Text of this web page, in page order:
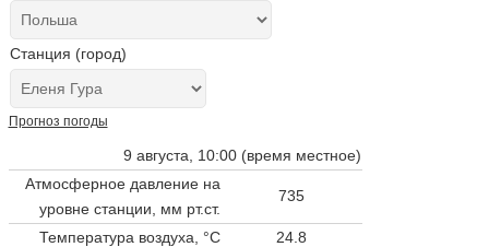
Станция (город)
Прогноз погоды
9 августа, 10:00 (время местное)
Атмосферное давление на
уровне станции, мм рт.ст.
735
Температура воздуха, °C
24.8